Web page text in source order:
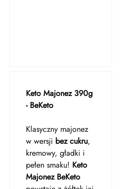
Keto Majonez 390g
- BeKeto
Klasyczny majonez
w wersji bez cukru,
kremowy, gładki i
pełen smaku! Keto
Majonez BeKeto